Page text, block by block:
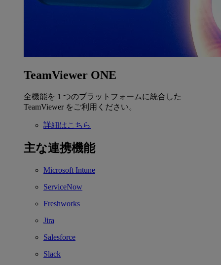
TeamViewer ONE
全機能を 1 つのプラットフォームに統合した
TeamViewer をご利用ください。
詳細はこちら
主な連携機能
Microsoft Intune
ServiceNow
Freshworks
Jira
Salesforce
Slack